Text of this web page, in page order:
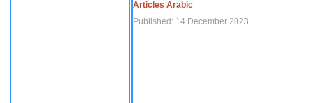
Articles Arabic
Published: 14 December 2023